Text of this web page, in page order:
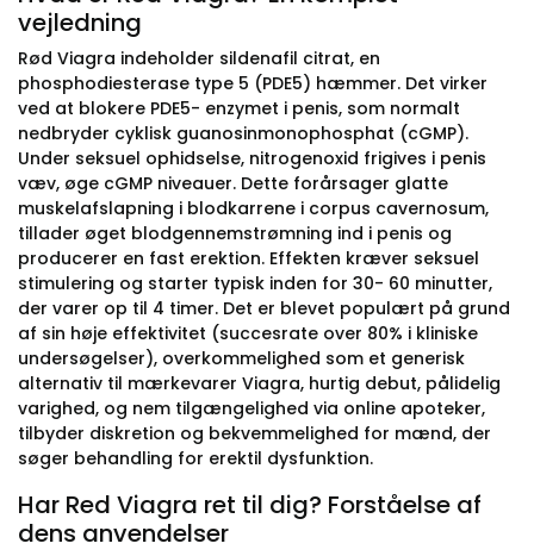
vejledning
Rød Viagra indeholder sildenafil citrat, en
phosphodiesterase type 5 (PDE5) hæmmer. Det virker
ved at blokere PDE5- enzymet i penis, som normalt
nedbryder cyklisk guanosinmonophosphat (cGMP).
Under seksuel ophidselse, nitrogenoxid frigives i penis
væv, øge cGMP niveauer. Dette forårsager glatte
muskelafslapning i blodkarrene i corpus cavernosum,
tillader øget blodgennemstrømning ind i penis og
producerer en fast erektion. Effekten kræver seksuel
stimulering og starter typisk inden for 30- 60 minutter,
der varer op til 4 timer. Det er blevet populært på grund
af sin høje effektivitet (succesrate over 80% i kliniske
undersøgelser), overkommelighed som et generisk
alternativ til mærkevarer Viagra, hurtig debut, pålidelig
varighed, og nem tilgængelighed via online apoteker,
tilbyder diskretion og bekvemmelighed for mænd, der
søger behandling for erektil dysfunktion.
Har Red Viagra ret til dig? Forståelse af
dens anvendelser